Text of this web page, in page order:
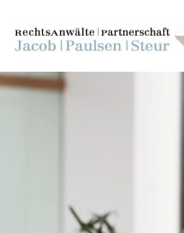
Skip to main content